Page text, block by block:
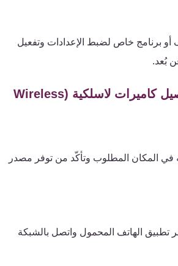
برنامج خاص لضبط الإعدادات وتفعيل
بُعد.
الطريقة الثالثة: توصيل كاميرات لاسلكية (Wireless
في المكان المطلوب وتأكّد من توفر مصدر
تطبيق الهاتف المحمول واتصل بالشبكة